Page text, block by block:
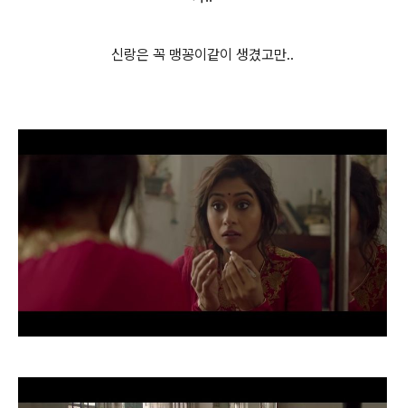
신랑은 꼭 맹꽁이같이 생겼고만..